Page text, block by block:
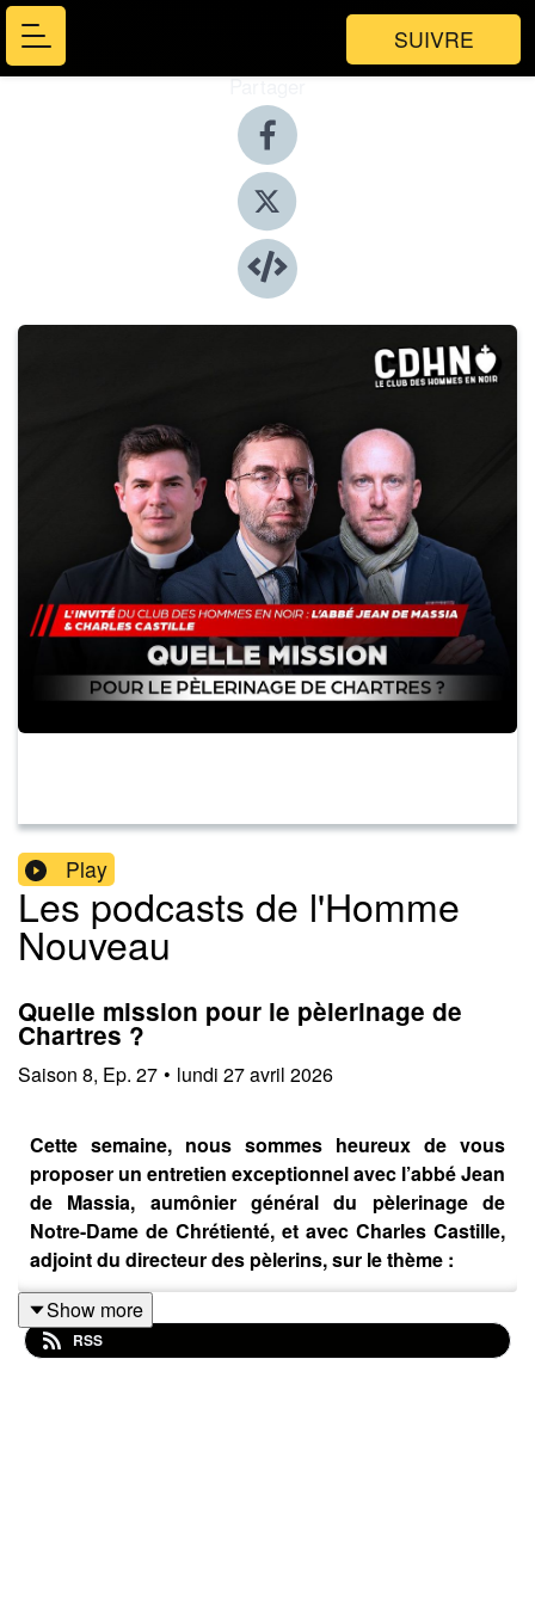
SUIVRE
Partager
Play
Les podcasts de l'Homme
Nouveau
Quelle mission pour le pèlerinage de
Chartres ?
Saison 8, Ep. 27 • lundi 27 avril 2026
Cette semaine, nous sommes heureux de vous
proposer un entretien exceptionnel avec l’abbé Jean
de Massia, aumônier général du pèlerinage de
Notre-Dame de Chrétienté, et avec Charles Castille,
adjoint du directeur des pèlerins, sur le thème :
Quelle mission pour le pèlerinage de chrétienté à la
Pentecôte ?
Show more
RSS